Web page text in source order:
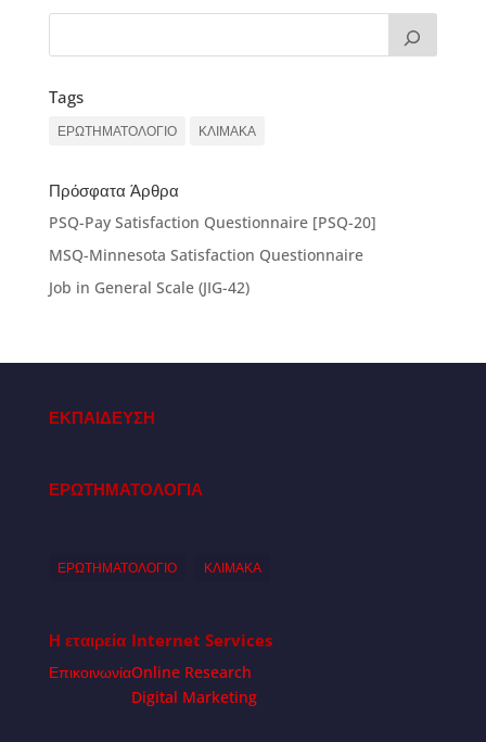
Tags
ΕΡΩΤΗΜΑΤΟΛΟΓΙΟ ΚΛΙΜΑΚΑ
Πρόσφατα Άρθρα
PSQ-Pay Satisfaction Questionnaire [PSQ-20]
MSQ-Minnesota Satisfaction Questionnaire
Job in General Scale (JIG-42)
ΕΚΠΑΙΔΕΥΣΗ
ΕΡΩΤΗΜΑΤΟΛΟΓΙΑ
ΕΡΩΤΗΜΑΤΟΛΟΓΙΟ ΚΛΙΜΑΚΑ
Η εταιρεία
Επικοινωνία
Internet Services
Online Research
Digital Marketing